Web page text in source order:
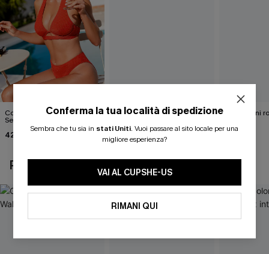
Completo bikini rosso Big
Secret
42,00 €
Bikini rosso neon Rush
32,00 €
Il mio bikini
37,00 €
POTREBBE INTERESSARTI ANCHE
Conferma la tua località di spedizione
Sembra che tu sia in stati Uniti. Vuoi passare al sito locale per una
migliore esperienza?
VAI AL CUPSHE-US
RIMANI QUI